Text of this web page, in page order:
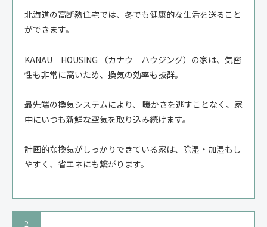
北海道の高断熱住宅では、冬でも健康的な生活を送ること
ができます。
KANAU HOUSING （カナウ ハウジング）の家は、気密
性も非常に高いため、換気の効率も抜群。
最先端の換気システムにより、 暖かさを逃すことなく、家
中にいつも新鮮な空気を取り込み続けます。
計画的な換気がしっかりできている家は、除湿・加湿もし
やすく、省エネにも繋がります。